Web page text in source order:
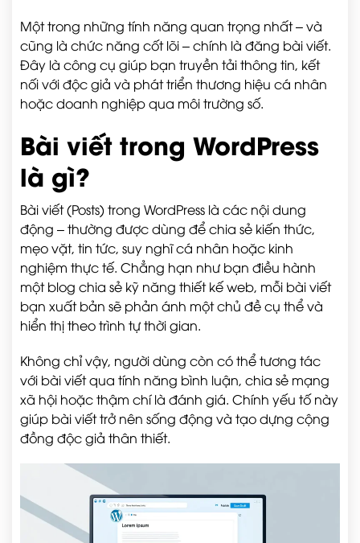
Một trong những tính năng quan trọng nhất – và
cũng là chức năng cốt lõi – chính là đăng bài viết.
Đây là công cụ giúp bạn truyền tải thông tin, kết
nối với độc giả và phát triển thương hiệu cá nhân
hoặc doanh nghiệp qua môi trường số.
Bài viết trong WordPress
là gì?
Bài viết (Posts) trong WordPress là các nội dung
động – thường được dùng để chia sẻ kiến thức,
mẹo vặt, tin tức, suy nghĩ cá nhân hoặc kinh
nghiệm thực tế. Chẳng hạn như bạn điều hành
một blog chia sẻ kỹ năng thiết kế web, mỗi bài viết
bạn xuất bản sẽ phản ánh một chủ đề cụ thể và
hiển thị theo trình tự thời gian.
Không chỉ vậy, người dùng còn có thể tương tác
với bài viết qua tính năng bình luận, chia sẻ mạng
xã hội hoặc thậm chí là đánh giá. Chính yếu tố này
giúp bài viết trở nên sống động và tạo dựng cộng
đồng độc giả thân thiết.